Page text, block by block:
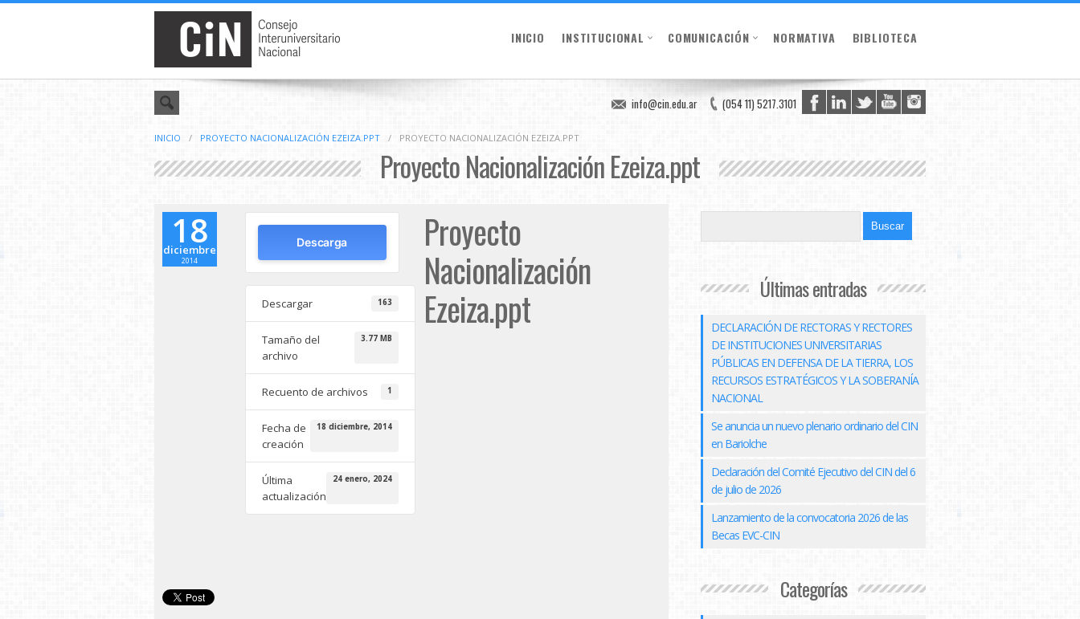
INICIO INSTITUCIONAL COMUNICACIÓN NORMATIVA BIBLIOTECA
(054 11) 5217.3101
info@cin.edu.ar
INICIO / PROYECTO NACIONALIZACIÓN EZEIZA.PPT / PROYECTO NACIONALIZACIÓN EZEIZA.PPT
Proyecto Nacionalización Ezeiza.ppt
18
diciembre
2014
Descarga
Descargar 163
Tamaño del
archivo
3.77 MB
Recuento de archivos 1
Fecha de
creación
18 diciembre, 2014
Última
actualización
24 enero, 2024
Proyecto
Nacionalización
Ezeiza.ppt
Últimas entradas
DECLARACIÓN DE RECTORAS Y RECTORES
DE INSTITUCIONES UNIVERSITARIAS
PÚBLICAS EN DEFENSA DE LA TIERRA, LOS
RECURSOS ESTRATÉGICOS Y LA SOBERANÍA
NACIONAL
Se anuncia un nuevo plenario ordinario del CIN
en Bariolche
Declaración del Comité Ejecutivo del CIN del 6
de julio de 2026
Lanzamiento de la convocatoria 2026 de las
Becas EVC-CIN
Categorías